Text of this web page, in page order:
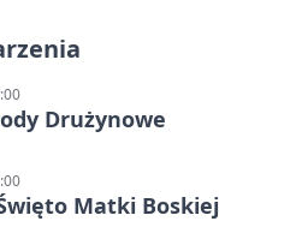
Drużynowe
Matki Boskiej